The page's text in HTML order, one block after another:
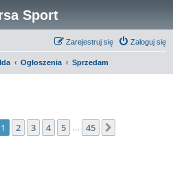
Sport
Zaloguj się
Zarejestruj się
Ogłoszenia Sprzedam
1 z45
1 2 3 4 5 45